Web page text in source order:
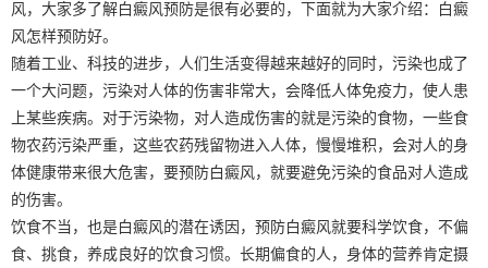
风，大家多了解白癜风预防是很有必要的，下面就为大家介绍：白癜
风怎样预防好。
随着工业、科技的进步，人们生活变得越来越好的同时，污染也成了
一个大问题，污染对人体的伤害非常大，会降低人体免疫力，使人患
上某些疾病。对于污染物，对人造成伤害的就是污染的食物，一些食
物农药污染严重，这些农药残留物进入人体，慢慢堆积，会对人的身
体健康带来很大危害，要预防白癜风，就要避免污染的食品对人造成
的伤害。
饮食不当，也是白癜风的潜在诱因，预防白癜风就要科学饮食，不偏
食、挑食，养成良好的饮食习惯。长期偏食的人，身体的营养肯定摄